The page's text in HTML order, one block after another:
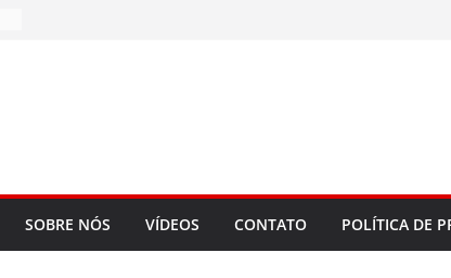
SOBRE NÓS VÍDEOS CONTATO POLÍTICA DE